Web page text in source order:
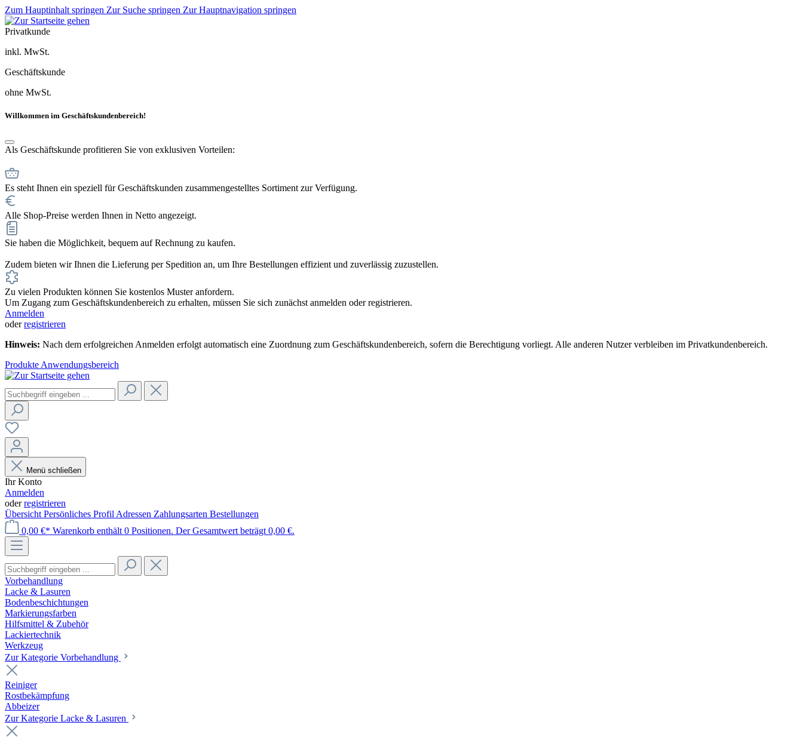
Zum Hauptinhalt springen Zur Suche springen Zur Hauptnavigation springen
Privatkunde
inkl. MwSt.
Geschäftskunde
ohne MwSt.
Willkommen im Geschäftskundenbereich!
Als Geschäftskunde profitieren Sie von exklusiven Vorteilen:
Es steht Ihnen ein speziell für Geschäftskunden zusammengestelltes Sortiment zur Verfügung.
Alle Shop-Preise werden Ihnen in Netto angezeigt.
Sie haben die Möglichkeit, bequem auf Rechnung zu kaufen.
Zudem bieten wir Ihnen die Lieferung per Spedition an, um Ihre Bestellungen effizient und zuverlässig zuzustellen.
Zu vielen Produkten können Sie kostenlos Muster anfordern.
Um Zugang zum Geschäftskundenbereich zu erhalten, müssen Sie sich zunächst anmelden oder registrieren.
Anmelden
oderregistrieren
Hinweis: Nach dem erfolgreichen Anmelden erfolgt automatisch eine Zuordnung zum Geschäftskundenbereich, sofern die Berechtigung vorliegt. Alle anderen Nutzer verbleiben im Privatkundenbereich.
Produkte Anwendungsbereich
Menü schließen
Ihr Konto
Anmelden
oderregistrieren
Übersicht Persönliches Profil Adressen Zahlungsarten Bestellungen
0,00 €* Warenkorb enthält 0 Positionen. Der Gesamtwert beträgt 0,00 €.
Vorbehandlung
Lacke & Lasuren
Bodenbeschichtungen
Markierungsfarben
Hilfsmittel & Zubehör
Lackiertechnik
Werkzeug
Zur Kategorie Vorbehandlung
Reiniger
Rostbekämpfung
Abbeizer
Zur Kategorie Lacke & Lasuren